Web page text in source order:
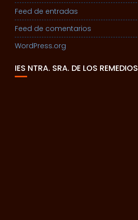
Feed de entradas
Feed de comentarios
WordPress.org
IES NTRA. SRA. DE LOS REMEDIOS